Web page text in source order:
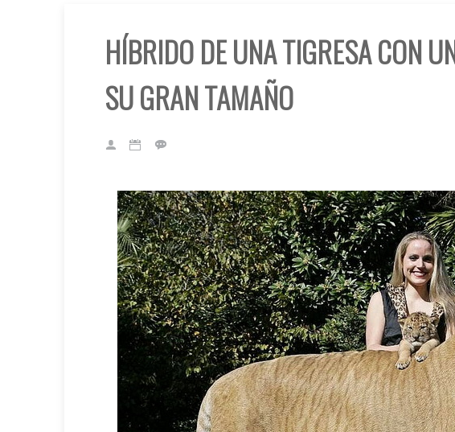
HÍBRIDO DE UNA TIGRESA CON
SU GRAN TAMAÑO